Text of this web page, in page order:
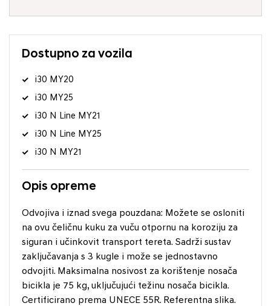
Dostupno za vozila
i30 MY20
i30 MY25
i30 N Line MY21
i30 N Line MY25
i30 N MY21
Opis opreme
Odvojiva i iznad svega pouzdana: Možete se osloniti
na ovu čeličnu kuku za vuču otpornu na koroziju za
siguran i učinkovit transport tereta. Sadrži sustav
zaključavanja s 3 kugle i može se jednostavno
odvojiti. Maksimalna nosivost za korištenje nosača
bicikla je 75 kg, uključujući težinu nosača bicikla.
Certificirano prema UNECE 55R. Referentna slika.